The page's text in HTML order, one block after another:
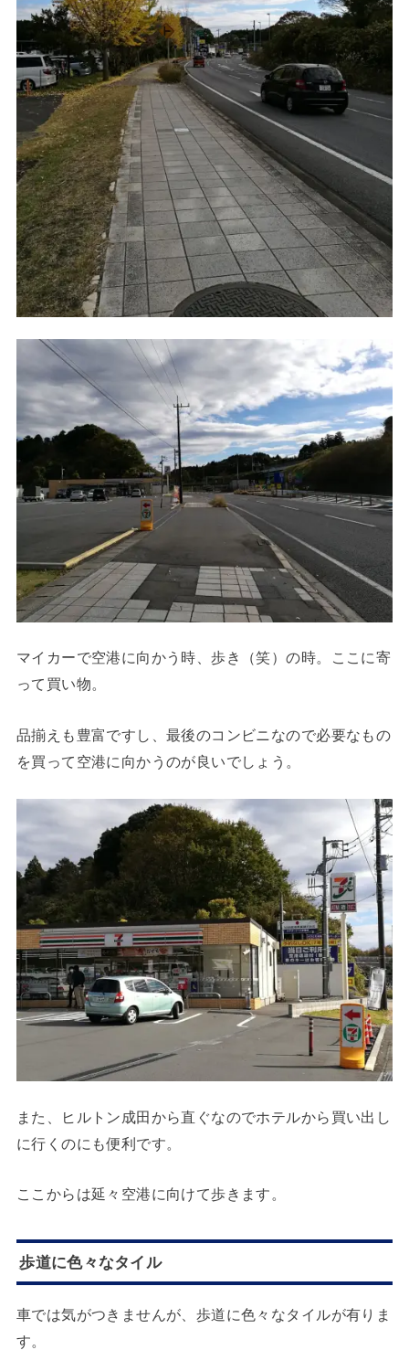
マイカーで空港に向かう時、歩き（笑）の時。ここに寄
って買い物。
品揃えも豊富ですし、最後のコンビニなので必要なもの
を買って空港に向かうのが良いでしょう。
また、ヒルトン成田から直ぐなのでホテルから買い出し
に行くのにも便利です。
ここからは延々空港に向けて歩きます。
歩道に色々なタイル
車では気がつきませんが、歩道に色々なタイルが有りま
す。